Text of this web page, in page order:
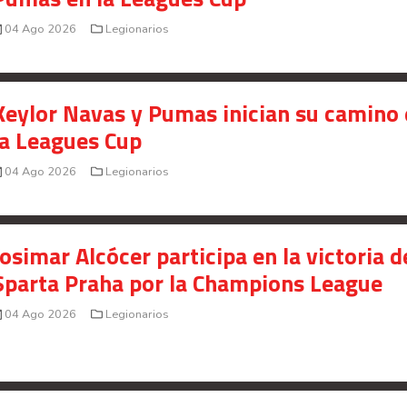
Saprissa a nivel internacional
presunto fraude en bienes gananciales
Your Add Here !!
04 Ago 2026 Legionarios
Navas y Pumas inician su camino
Leagues Cup
04 Ago 2026 Legionarios
Alcócer participa en la victoria
Praha por la Champions League
04 Ago 2026 Legionarios